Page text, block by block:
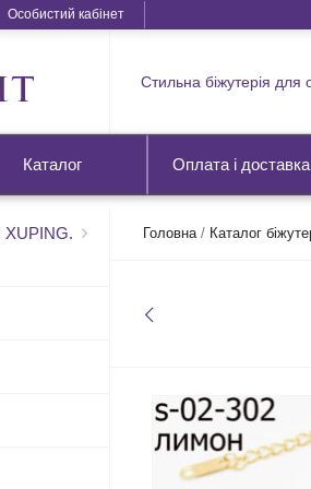
Особистий кабінет
Стильна біжутерія для
Каталог Оплата і доставка
Головна/ Каталог